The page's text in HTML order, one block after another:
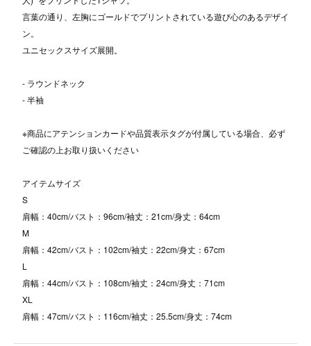
言葉の通り、左胸にゴールドでプリントされている遊び心のあるデザイ
ン。
ユニセックスサイズ展開。
- ラウンドネック
- 半袖
※商品にアテンションカードや品質表示タグが付属している場合、必ず
ご確認の上お取り扱いください
アイテムサイズ
S
肩幅：40cm/バスト：96cm/袖丈：21cm/身丈：64cm
M
肩幅：42cm/バスト：102cm/袖丈：22cm/身丈：67cm
L
肩幅：44cm/バスト：108cm/袖丈：24cm/身丈：71cm
XL
肩幅：47cm/バスト：116cm/袖丈：25.5cm/身丈：74cm